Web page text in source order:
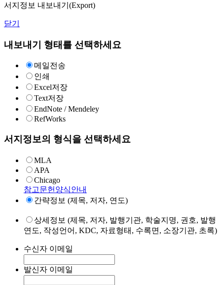
서지정보 내보내기(Export)
닫기
내보내기 형태를 선택하세요
메일전송
인쇄
Excel저장
Text저장
EndNote / Mendeley
RefWorks
서지정보의 형식을 선택하세요
MLA
APA
Chicago
참고문헌양식안내
간략정보 (제목, 저자, 연도)
상세정보 (제목, 저자, 발행기관, 학술지명, 권호, 발행
연도, 작성언어, KDC, 자료형태, 수록면, 소장기관, 초록)
수신자 이메일
발신자 이메일